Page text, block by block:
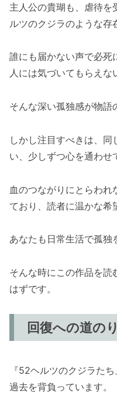
主人公の貴瑚も、虐待
ルツのクジラのような存
誰にも届かない声で必死
人には気づいてもらえな
そんな深い孤独感が物語
しかし注目すべきは、
い、少しずつ心を通わせ
血のつながりにとらわ
ており、読者に温かな希
あなたも日常生活で孤独
そんな時にこの作品を読
はずです。
回復への道の
『52ヘルツのクジラた
過去を背負っています。